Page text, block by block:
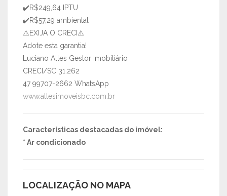
✔️R$249,64 IPTU
✔️R$57,29 ambiental
⚠️EXIJA O CRECI⚠️
Adote esta garantia!
Luciano Alles Gestor Imobiliário
CRECI/SC 31.262
47 99707-2662 WhatsApp
www.allesimoveisbc.com.br
Características destacadas do imóvel:
* Ar condicionado
LOCALIZAÇÃO NO MAPA